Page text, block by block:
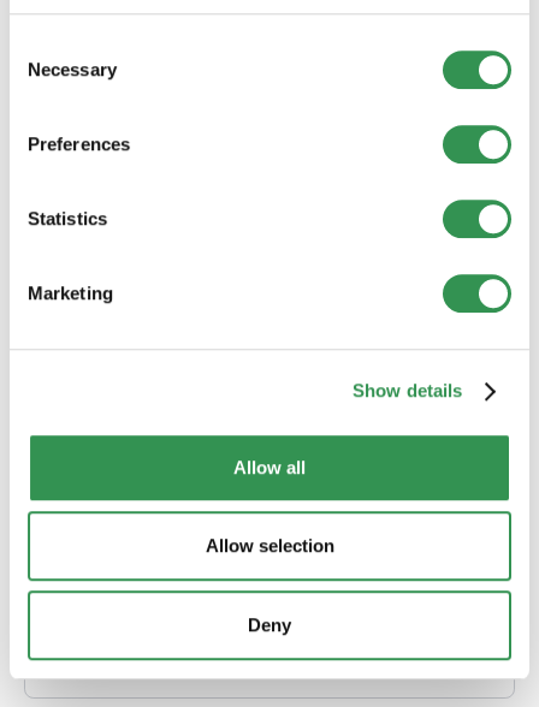
Selection
Necessary
Preferences
Statistics
Marketing
Show details
Allow all
Allow selection
Deny
contenu et conseils compacts.
Définir la stratégie commerciale
Planification stratégique pour un succès durable.
Analyser les objectifs, les marchés et la
Aspects fiscaux
les entreprises en Suisse.
Les possibilités de financement des entreprises. Du
capital propre au capital étranger en un coup d'œil.